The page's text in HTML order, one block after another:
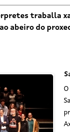
traballa
abeiro do